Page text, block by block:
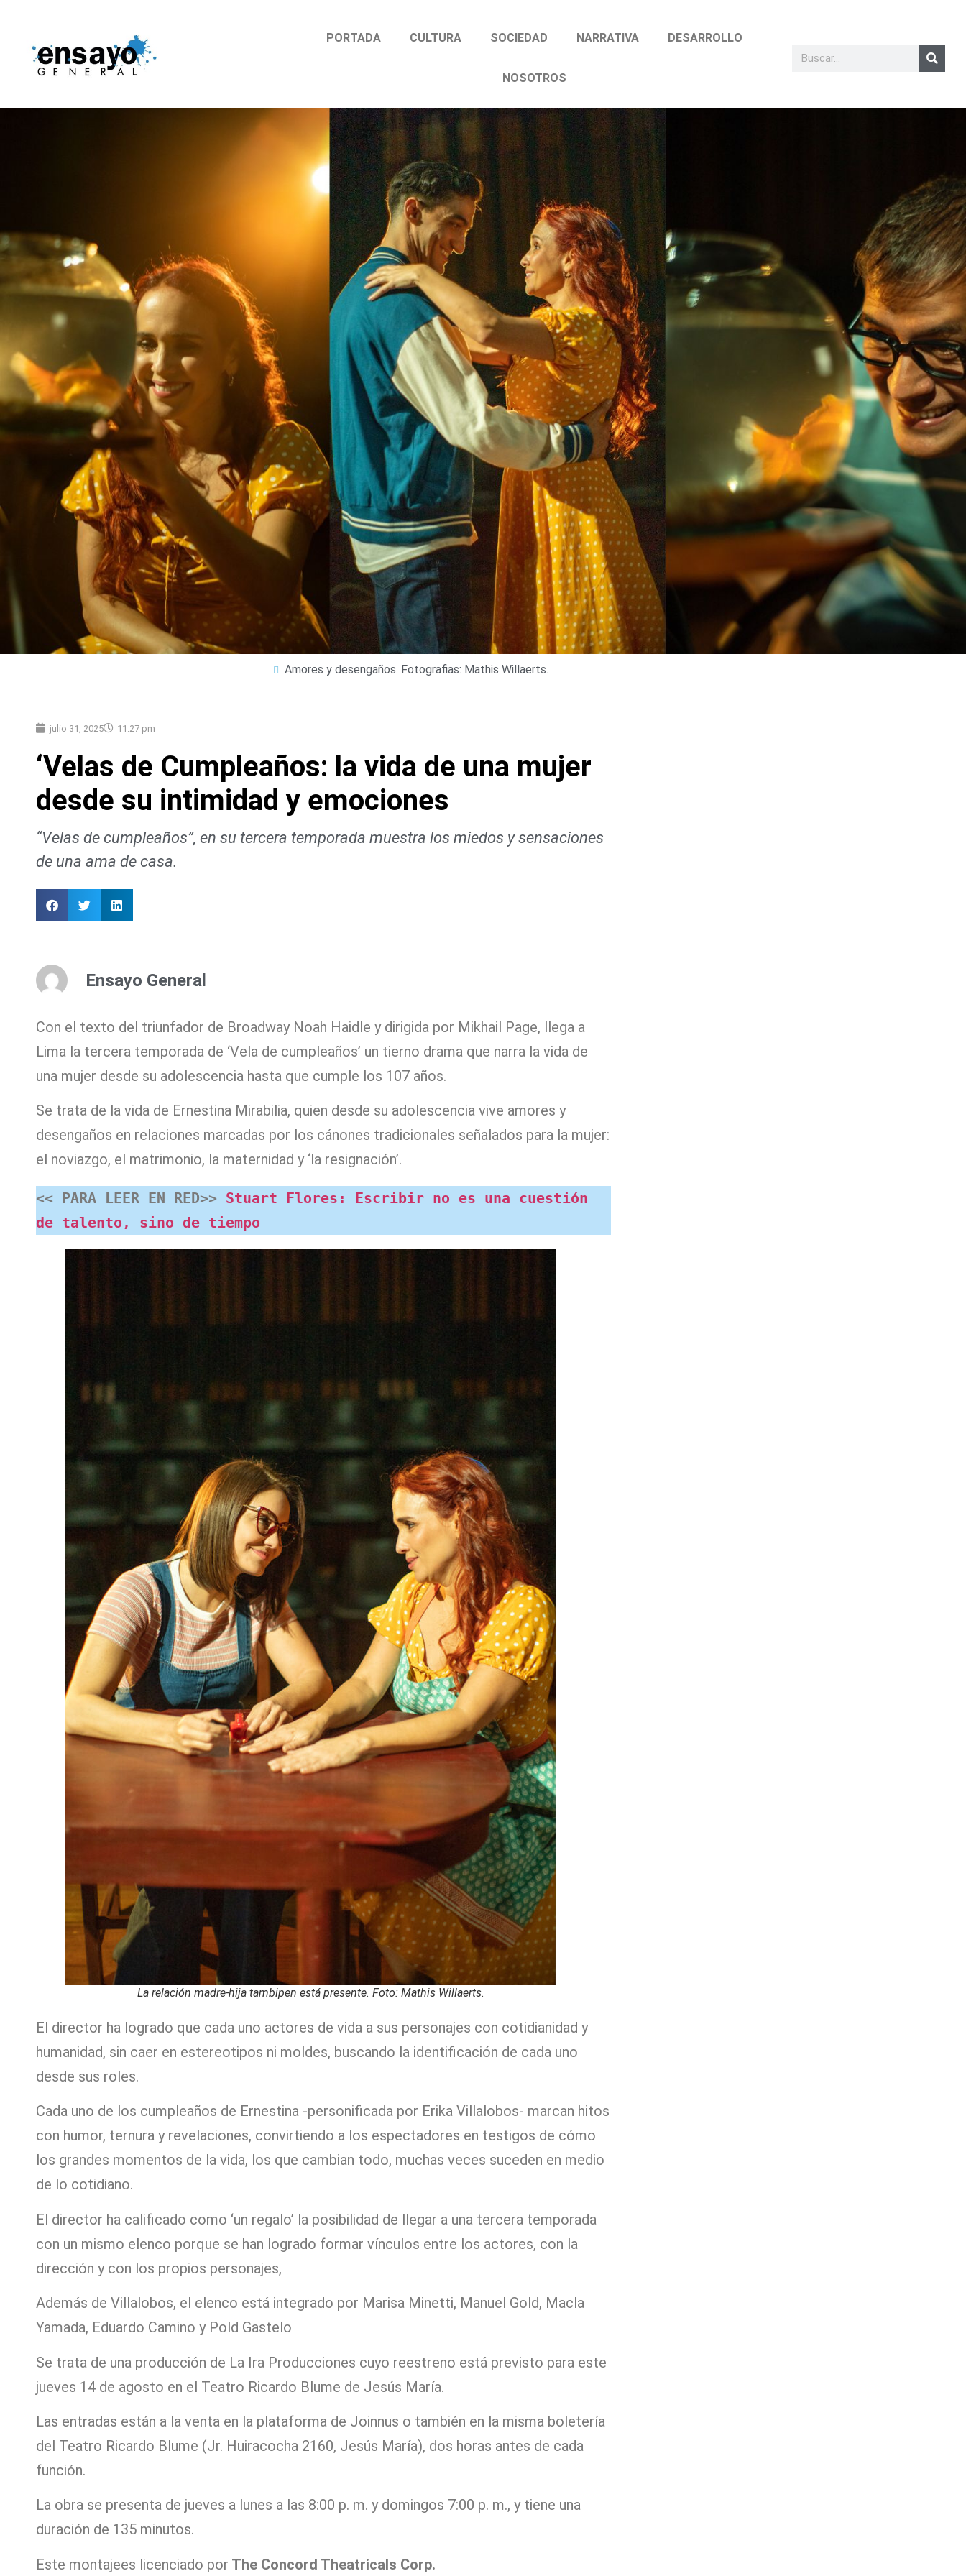
PORTADA CULTURA SOCIEDAD NARRATIVA DESARROLLO
NOSOTROS
Amores y desengaños. Fotografias: Mathis Willaerts.
julio 31, 2025 11:27 pm
‘Velas de Cumpleaños: la vida de una mujer
desde su intimidad y emociones
“Velas de cumpleaños”, en su tercera temporada muestra los miedos y sensaciones
de una ama de casa.
Ensayo General
Con el texto del triunfador de Broadway Noah Haidle y dirigida por Mikhail Page, llega a
Lima la tercera temporada de ‘Vela de cumpleaños’ un tierno drama que narra la vida de
una mujer desde su adolescencia hasta que cumple los 107 años.
Se trata de la vida de Ernestina Mirabilia, quien desde su adolescencia vive amores y
desengaños en relaciones marcadas por los cánones tradicionales señalados para la mujer:
el noviazgo, el matrimonio, la maternidad y ‘la resignación’.
<< PARA LEER EN RED>> Stuart Flores: Escribir no es una cuestión
de talento, sino de tiempo
La relación madre-hija tambipen está presente. Foto: Mathis Willaerts.
El director ha logrado que cada uno actores de vida a sus personajes con cotidianidad y
humanidad, sin caer en estereotipos ni moldes, buscando la identificación de cada uno
desde sus roles.
Cada uno de los cumpleaños de Ernestina -personificada por Erika Villalobos- marcan hitos
con humor, ternura y revelaciones, convirtiendo a los espectadores en testigos de cómo
los grandes momentos de la vida, los que cambian todo, muchas veces suceden en medio
de lo cotidiano.
El director ha calificado como ‘un regalo’ la posibilidad de llegar a una tercera temporada
con un mismo elenco porque se han logrado formar vínculos entre los actores, con la
dirección y con los propios personajes,
Además de Villalobos, el elenco está integrado por Marisa Minetti, Manuel Gold, Macla
Yamada, Eduardo Camino y Pold Gastelo
Se trata de una producción de La Ira Producciones cuyo reestreno está previsto para este
jueves 14 de agosto en el Teatro Ricardo Blume de Jesús María.
Las entradas están a la venta en la plataforma de Joinnus o también en la misma boletería
del Teatro Ricardo Blume (Jr. Huiracocha 2160, Jesús María), dos horas antes de cada
función.
La obra se presenta de jueves a lunes a las 8:00 p. m. y domingos 7:00 p. m., y tiene una
duración de 135 minutos.
Este montajees licenciado por The Concord Theatricals Corp.